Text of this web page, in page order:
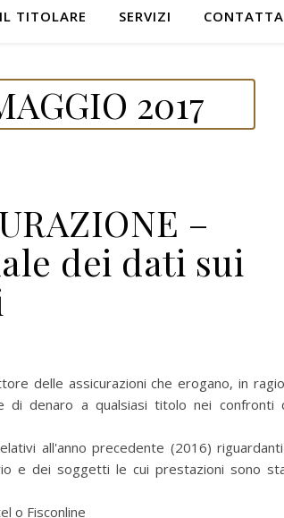
IL TITOLARE SERVIZI
2017
–
dei dati sui
delle assicurazioni che erogano, in
di denaro a qualsiasi titolo nei confronti
all'anno precedente (2016)
e dei soggetti le cui prestazioni sono
o Fisconline